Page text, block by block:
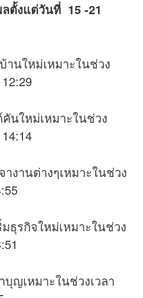
ตั้งแต่วันที่ 15 -21
นใหม่เหมาะในช่วง
นใหม่เหมาะในช่วง
งานต่างๆเหมาะในช่วง
ธุรกิจใหม่เหมาะในช่วง
บุญเหมาะในช่วงเวลา